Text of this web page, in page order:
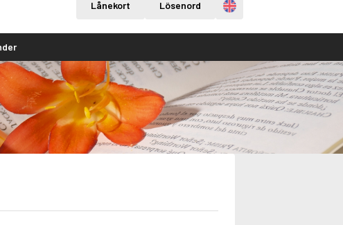
Lånekort Lösenord Engelska